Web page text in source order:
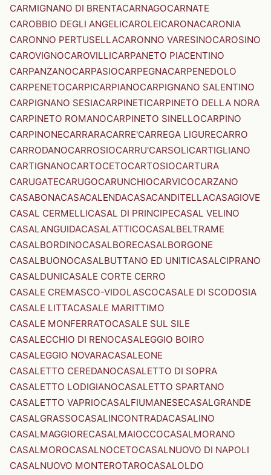
CARMIGNANO DI BRENTACARNAGOCARNATE
CAROBBIO DEGLI ANGELICAROLEICARONACARONIA
CARONNO PERTUSELLACARONNO VARESINOCAROSINO
CAROVIGNOCAROVILLICARPANETO PIACENTINO
CARPANZANOCARPASIOCARPEGNACARPENEDOLO
CARPENETOCARPICARPIANOCARPIGNANO SALENTINO
CARPIGNANO SESIACARPINETICARPINETO DELLA NORA
CARPINETO ROMANOCARPINETO SINELLOCARPINO
CARPINONECARRARACARRE'CARREGA LIGURECARRO
CARRODANOCARROSIOCARRU'CARSOLICARTIGLIANO
CARTIGNANOCARTOCETOCARTOSIOCARTURA
CARUGATECARUGOCARUNCHIOCARVICOCARZANO
CASABONACASACALENDACASACANDITELLACASAGIOVE
CASAL CERMELLICASAL DI PRINCIPECASAL VELINO
CASALANGUIDACASALATTICOCASALBELTRAME
CASALBORDINOCASALBORECASALBORGONE
CASALBUONOCASALBUTTANO ED UNITICASALCIPRANO
CASALDUNICASALE CORTE CERRO
CASALE CREMASCO-VIDOLASCOCASALE DI SCODOSIA
CASALE LITTACASALE MARITTIMO
CASALE MONFERRATOCASALE SUL SILE
CASALECCHIO DI RENOCASALEGGIO BOIRO
CASALEGGIO NOVARACASALEONE
CASALETTO CEREDANOCASALETTO DI SOPRA
CASALETTO LODIGIANOCASALETTO SPARTANO
CASALETTO VAPRIOCASALFIUMANESECASALGRANDE
CASALGRASSOCASALINCONTRADACASALINO
CASALMAGGIORECASALMAIOCCOCASALMORANO
CASALMOROCASALNOCETOCASALNUOVO DI NAPOLI
CASALNUOVO MONTEROTAROCASALOLDO